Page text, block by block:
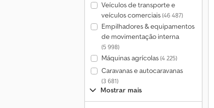
Veículos de transporte e
veículos comerciais(46 487)
Empilhadores & equipamentos
de movimentação interna
(5 998)
Máquinas agrícolas(4 225)
Caravanas e autocaravanas
(3 681)
Mostrar mais